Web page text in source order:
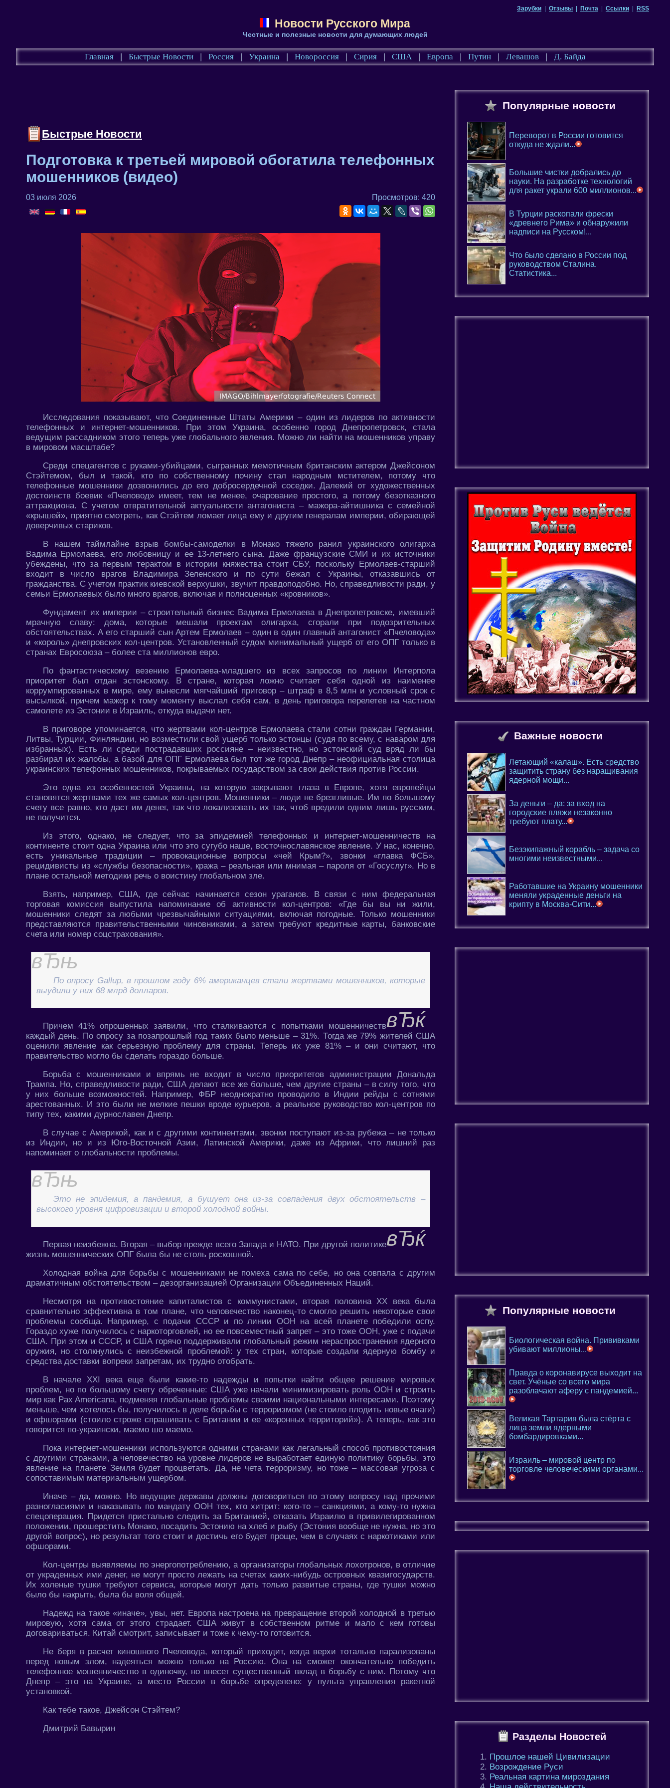
Зарубки Отзывы Почта Ссылки RSS
Новости Русского Мира
Честные и полезные новости для думающих людей
Главная | Быстрые Новости | Россия | Украина | Новороссия | Сирия | США | Европа | Путин | Левашов | Д. Байда
Быстрые Новости
Подготовка к третьей мировой обогатила телефонных
мошенников (видео)
03 июля 2026 Просмотров: 420
Исследования показывают, что Соединенные Штаты Америки – один из лидеров по активности
телефонных и интернет-мошенников. При этом Украина, особенно город Днепропетровск, стала
ведущим рассадником этого теперь уже глобального явления. Можно ли найти на мошенников управу
в мировом масштабе?
Среди спецагентов с руками-убийцами, сыгранных мемотичным британским актером Джейсоном
Стэйтемом, был и такой, кто по собственному почину стал народным мстителем, потому что
телефонные мошенники дозвонились до его добросердечной соседки. Далекий от художественных
достоинств боевик «Пчеловод» имеет, тем не менее, очарование простого, а потому безотказного
аттракциона. С учетом отвратительной актуальности антагониста – мажора-айтишника с семейной
«крышей», приятно смотреть, как Стэйтем ломает лица ему и другим генералам империи, обирающей
доверчивых стариков.
В нашем таймлайне взрыв бомбы-самоделки в Монако тяжело ранил украинского олигарха
Вадима Ермолаева, его любовницу и ее 13-летнего сына. Даже французские СМИ и их источники
убеждены, что за первым терактом в истории княжества стоит СБУ, поскольку Ермолаев-старший
входит в число врагов Владимира Зеленского и по сути бежал c Украины, отказавшись от
гражданства. С учетом практик киевской верхушки, звучит правдоподобно. Но, справедливости ради, у
семьи Ермолаевых было много врагов, включая и полноценных «кровников».
Фундамент их империи – строительный бизнес Вадима Ермолаева в Днепропетровске, имевший
мрачную славу: дома, которые мешали проектам олигарха, сгорали при подозрительных
обстоятельствах. А его старший сын Артем Ермолаев – один в один главный антагонист «Пчеловода»
и «король» днепровских кол-центров. Установленный судом минимальный ущерб от его ОПГ только в
странах Евросоюза – более ста миллионов евро.
По фантастическому везению Ермолаева-младшего из всех запросов по линии Интерпола
приоритет был отдан эстонскому. В стране, которая ложно считает себя одной из наименее
коррумпированных в мире, ему вынесли мягчайший приговор – штраф в 8,5 млн и условный срок с
высылкой, причем мажор к тому моменту выслал себя сам, в день приговора перелетев на частном
самолете из Эстонии в Израиль, откуда выдачи нет.
В приговоре упоминается, что жертвами кол-центров Ермолаева стали сотни граждан Германии,
Литвы, Турции, Финляндии, но возместили свой ущерб только эстонцы (судя по всему, с наваром для
избранных). Есть ли среди пострадавших россияне – неизвестно, но эстонский суд вряд ли бы
разбирал их жалобы, а базой для ОПГ Ермолаева был тот же город Днепр – неофициальная столица
украинских телефонных мошенников, покрываемых государством за свои действия против России.
Это одна из особенностей Украины, на которую закрывают глаза в Европе, хотя европейцы
становятся жертвами тех же самых кол-центров. Мошенники – люди не брезгливые. Им по большому
счету все равно, кто даст им денег, так что локализовать их так, чтоб вредили одним лишь русским,
не получится.
Из этого, однако, не следует, что за эпидемией телефонных и интернет-мошенничеств на
континенте стоит одна Украина или что это сугубо наше, восточнославянское явление. У нас, конечно,
есть уникальные традиции – провокационные вопросы «чей Крым?», звонки «главка ФСБ»,
рецидивисты из «службы безопасности», кража – реальная или мнимая – пароля от «Госуслуг». Но в
плане остальной методики речь о воистину глобальном зле.
Взять, например, США, где сейчас начинается сезон ураганов. В связи с ним федеральная
торговая комиссия выпустила напоминание об активности кол-центров: «Где бы вы ни жили,
мошенники следят за любыми чрезвычайными ситуациями, включая погодные. Только мошенники
представляются правительственными чиновниками, а затем требуют кредитные карты, банковские
счета или номер соцстрахования».
По опросу Gallup, в прошлом году 6% американцев стали жертвами мошенников, которые
выудили у них 68 млрд долларов.
Причем 41% опрошенных заявили, что сталкиваются с попытками мошенничеств
каждый день. По опросу за позапрошлый год таких было меньше – 31%. Тогда же 79% жителей США
оценили явление как серьезную проблему для страны. Теперь их уже 81% – и они считают, что
правительство могло бы сделать гораздо больше.
Борьба с мошенниками и впрямь не входит в число приоритетов администрации Дональда
Трампа. Но, справедливости ради, США делают все же больше, чем другие страны – в силу того, что
у них больше возможностей. Например, ФБР неоднократно проводило в Индии рейды с сотнями
арестованных. И это были не мелкие пешки вроде курьеров, а реальное руководство кол-центров по
типу тех, какими дурнославен Днепр.
В случае с Америкой, как и с другими континентами, звонки поступают из-за рубежа – не только
из Индии, но и из Юго-Восточной Азии, Латинской Америки, даже из Африки, что лишний раз
напоминает о глобальности проблемы.
Это не эпидемия, а пандемия, а бушует она из-за совпадения двух обстоятельств –
высокого уровня цифровизации и второй холодной войны.
Первая неизбежна. Вторая – выбор прежде всего Запада и НАТО. При другой политике
жизнь мошеннических ОПГ была бы не столь роскошной.
Холодная война для борьбы с мошенниками не помеха сама по себе, но она совпала с другим
драматичным обстоятельством – дезорганизацией Организации Объединенных Наций.
Несмотря на противостояние капиталистов с коммунистами, вторая половина XX века была
сравнительно эффективна в том плане, что человечество наконец-то смогло решить некоторые свои
проблемы сообща. Например, с подачи СССР и по линии ООН на всей планете победили оспу.
Гораздо хуже получилось с наркоторговлей, но ее повсеместный запрет – это тоже ООН, уже с подачи
США. При этом и СССР, и США горячо поддерживали глобальный режим нераспространения ядерного
оружия, но столкнулись с неизбежной проблемой: у тех стран, которые создали ядерную бомбу и
средства доставки вопреки запретам, их трудно отобрать.
В начале XXI века еще были какие-то надежды и попытки найти общее решение мировых
проблем, но по большому счету обреченные: США уже начали минимизировать роль ООН и строить
мир как Pax Americana, подменяя глобальные проблемы своими национальными интересами. Поэтому
меньше, чем хотелось бы, получилось в деле борьбы с терроризмом (не стоило плодить новые очаги)
и офшорами (стоило строже спрашивать с Британии и ее «коронных территорий»). А теперь, как это
говорится по-украински, маемо шо маемо.
Пока интернет-мошенники используются одними странами как легальный способ противостояния
с другими странами, а человечество на уровне лидеров не выработает единую политику борьбы, это
явление на планете Земля будет процветать. Да, не чета терроризму, но тоже – массовая угроза с
сопоставимым материальным ущербом.
Иначе – да, можно. Но ведущие державы должны договориться по этому вопросу над прочими
разногласиями и наказывать по мандату ООН тех, кто хитрит: кого-то – санкциями, а кому-то нужна
спецоперация. Придется пристально следить за Британией, отказать Израилю в привилегированном
положении, прошерстить Монако, посадить Эстонию на хлеб и рыбу (Эстония вообще не нужна, но это
другой вопрос), но результат того стоит и достичь его будет проще, чем в случаях с наркотиками или
офшорами.
Кол-центры выявляемы по энергопотреблению, а организаторы глобальных лохотронов, в отличие
от украденных ими денег, не могут просто лежать на счетах каких-нибудь островных квазигосударств.
Их холеные тушки требуют сервиса, которые могут дать только развитые страны, где тушки можно
было бы накрыть, была бы воля общей.
Надежд на такое «иначе», увы, нет. Европа настроена на превращение второй холодной в третью
мировую, хотя сама от этого страдает. США живут в собственном ритме и мало с кем готовы
договариваться. Китай смотрит, записывает и тоже к чему-то готовится.
Не беря в расчет киношного Пчеловода, который приходит, когда верхи тотально парализованы
перед новым злом, надеяться можно только на Россию. Она на сможет окончательно победить
телефонное мошенничество в одиночку, но внесет существенный вклад в борьбу с ним. Потому что
Днепр – это на Украине, а место России в борьбе определено: у пульта управления ракетной
установкой.
Как тебе такое, Джейсон Стэйтем?
Дмитрий Бавырин
Популярные новости
Переворот в России готовится
откуда не ждали...
Большие чистки добрались до
науки. На разработке технологий
для ракет украли 600 миллионов...
В Турции раскопали фрески
«древнего Рима» и обнаружили
надписи на Русском!...
Что было сделано в России под
руководством Сталина.
Статистика...
Важные новости
Летающий «калаш». Есть средство
защитить страну без наращивания
ядерной мощи...
За деньги – да: за вход на
городские пляжи незаконно
требуют плату...
Безэкипажный корабль – задача со
многими неизвестными...
Работавшие на Украину мошенники
меняли украденные деньги на
крипту в Москва-Сити...
Популярные новости
Биологическая война. Прививками
убивают миллионы...
Правда о коронавирусе выходит на
свет. Учёные со всего мира
разоблачают аферу с пандемией...
Великая Тартария была стёрта с
лица земли ядерными
бомбардировками...
Израиль – мировой центр по
торговле человеческими органами...
Разделы Новостей
Прошлое нашей Цивилизации
Возрождение Руси
Реальная картина мироздания